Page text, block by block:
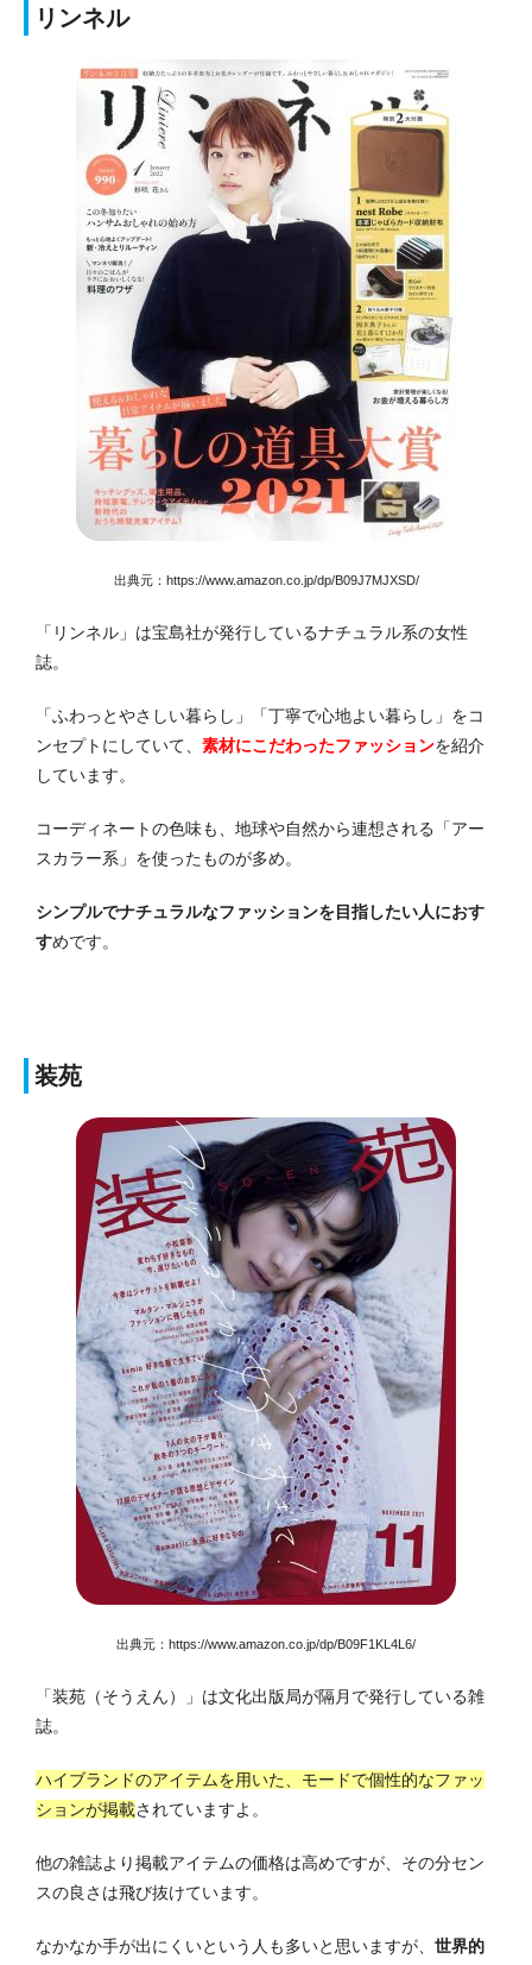
リンネル
出典元： https://www.amazon.co.jp/dp/B09J7MJXSD/
「リンネル」は宝島社が発行しているナチュラル系の女性
誌。
「ふわっとやさしい暮らし」「丁寧で心地よい暮らし」をコ
ンセプトにしていて、 素材にこだわったファッションを紹介
しています。
コーディネートの色味も、地球や自然から連想される「アー
スカラー系」を使ったものが多め。
シンプルでナチュラルなファッションを目指したい人におす
すめです。
装苑
出典元： https://www.amazon.co.jp/dp/B09F1KL4L6/
「装苑（そうえん）」は文化出版局が隔月で発行している雑
誌。
ハイブランドのアイテムを用いた、モードで個性的なファッ
ションが掲載されていますよ。
他の雑誌より掲載アイテムの価格は高めですが、その分セン
スの良さは飛び抜けています。
なかなか手が出にくいという人も多いと思いますが、 世界的